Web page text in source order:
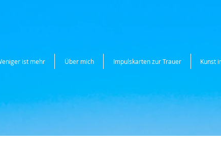
ist mehr Über mich Impulskarten zur Trauer Kunst